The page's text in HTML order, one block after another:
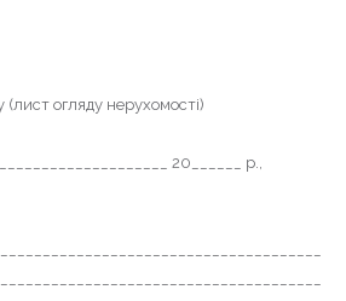
огляду нерухомості)
20______ р.,